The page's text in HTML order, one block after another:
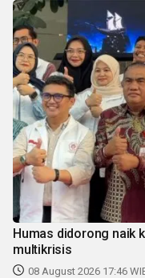
Humas didorong naik
multikrisis
08 August 2026 17:46